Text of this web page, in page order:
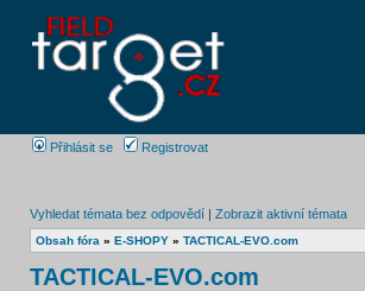
Přihlásit se Registrovat
Vyhledat témata bez odpovědí | Zobrazit aktivní témata
Obsah fóra » E-SHOPY » TACTICAL-EVO.com
TACTICAL-EVO.com